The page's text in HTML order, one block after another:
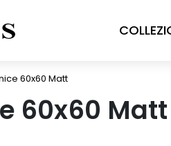
60x60 Matt
60x60 Matt